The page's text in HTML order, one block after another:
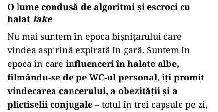
O lume condusă de algoritmi și escroci cu
halat fake
Nu mai suntem în epoca bișnițarului care
vindea aspirină expirată în gară. Suntem în
epoca în care influenceri în halate albe,
filmându-se de pe WC-ul personal, îți promit
vindecarea cancerului, a obezității și a
plictiselii conjugale – totul în trei capsule pe zi,